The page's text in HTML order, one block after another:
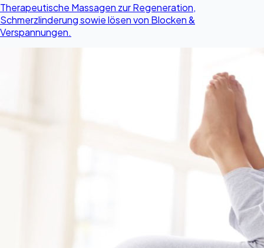
Therapeutische Massagen zur Regeneration,
Schmerzlinderung sowie lösen von Blocken &
Verspannungen.